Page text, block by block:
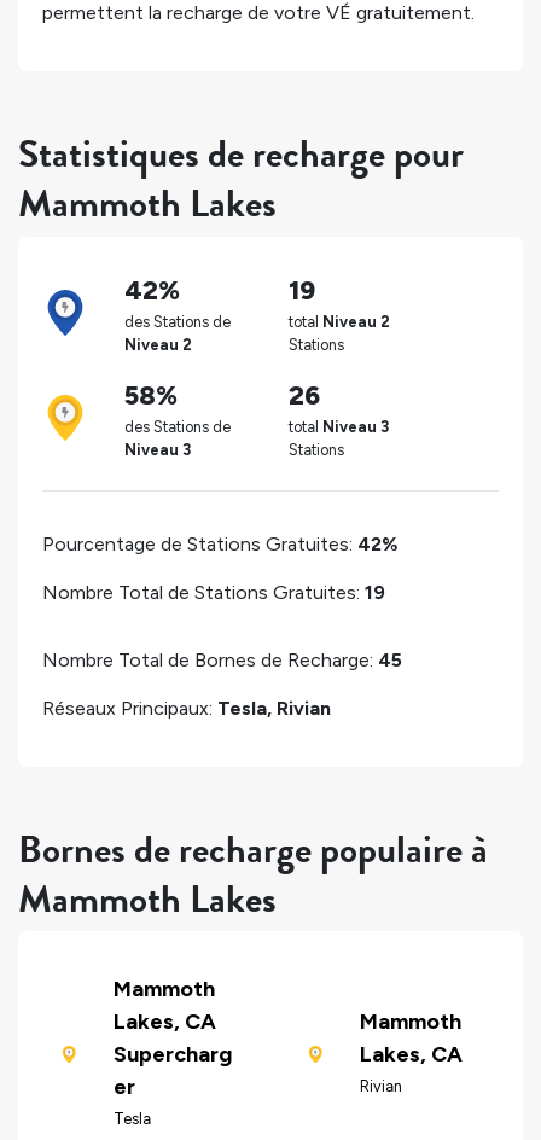
permettent la recharge de votre VÉ gratuitement.
Statistiques de recharge pour
Mammoth Lakes
42%
des Stations de
Niveau 2
19
total Niveau 2
Stations
58%
des Stations de
Niveau 3
26
total Niveau 3
Stations
Pourcentage de Stations Gratuites: 42%
Nombre Total de Stations Gratuites: 19
Nombre Total de Bornes de Recharge: 45
Réseaux Principaux: Tesla, Rivian
Bornes de recharge populaire à
Mammoth Lakes
Mammoth
Lakes, CA
Supercharg
er
Tesla
Mammoth
Lakes, CA
Rivian